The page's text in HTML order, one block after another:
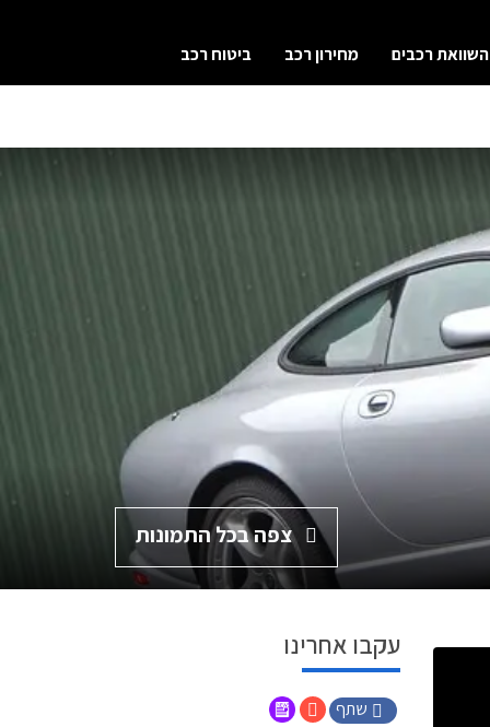
השוואת רכבים מחירון רכב ביטוח רכב
צפה בכל התמונות
עקבו אחרינו
שתף